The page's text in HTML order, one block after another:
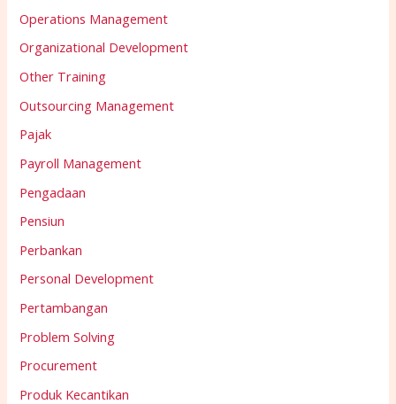
Operations Management
Organizational Development
Other Training
Outsourcing Management
Pajak
Payroll Management
Pengadaan
Pensiun
Perbankan
Personal Development
Pertambangan
Problem Solving
Procurement
Produk Kecantikan